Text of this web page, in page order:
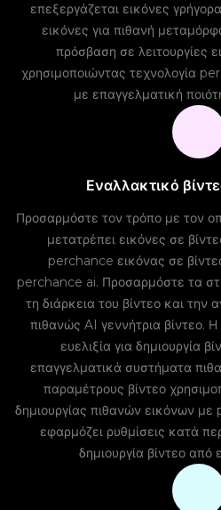
επεξεργάζεται εικόνες
εικόνες για πιθανή
πρόσβαση σε λειτουργίες
χρησιμοποιώντας τεχνολογία
με επαγγελματική
Εναλλακτικό
Προσαρμόστε τον τρόπο με τον
μετατρέπει εικόνες σε
perchance εικόνας σε
perchance ai. Προσαρμόστε τα
τη διάρκεια του βίντεο και την
πιθανώς AI γεννήτρια βίντεο.
ευελιξία για δημιουργία
επαγγελματικά συστήματα
παραμέτρους βίντεο
δημιουργίας πιθανών εικόνων
εφαρμόζει ρυθμίσεις κατά
δημιουργία βίντεο από